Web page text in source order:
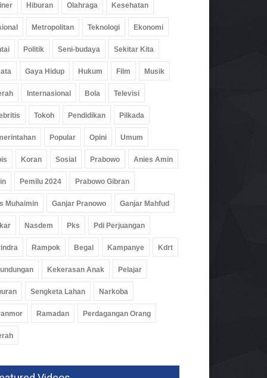
Hiburan Olahraga Kesehatan
Metropolitan Teknologi Ekonomi
Politik Seni-budaya Sekitar Kita
Gaya Hidup Hukum Film Musik
Internasional Bola Televisi
Tokoh Pendidikan Pilkada
Popular Opini Umum
Koran Sosial Prabowo Anies Amin
Pemilu 2024 Prabowo Gibran
Muhaimin Ganjar Pranowo Ganjar Mahfud
Nasdem Pks Pdi Perjuangan
Rampok Begal Kampanye Kdrt
Kekerasan Anak Pelajar
Sengketa Lahan Narkoba
Ramadan Perdagangan Orang